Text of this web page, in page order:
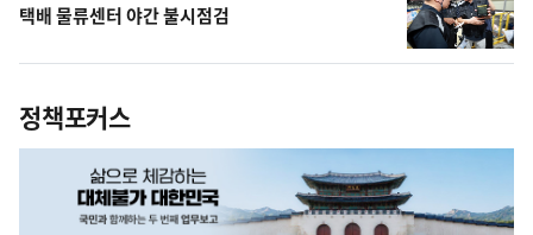
택배 물류센터 야간 불시점검
정책포커스